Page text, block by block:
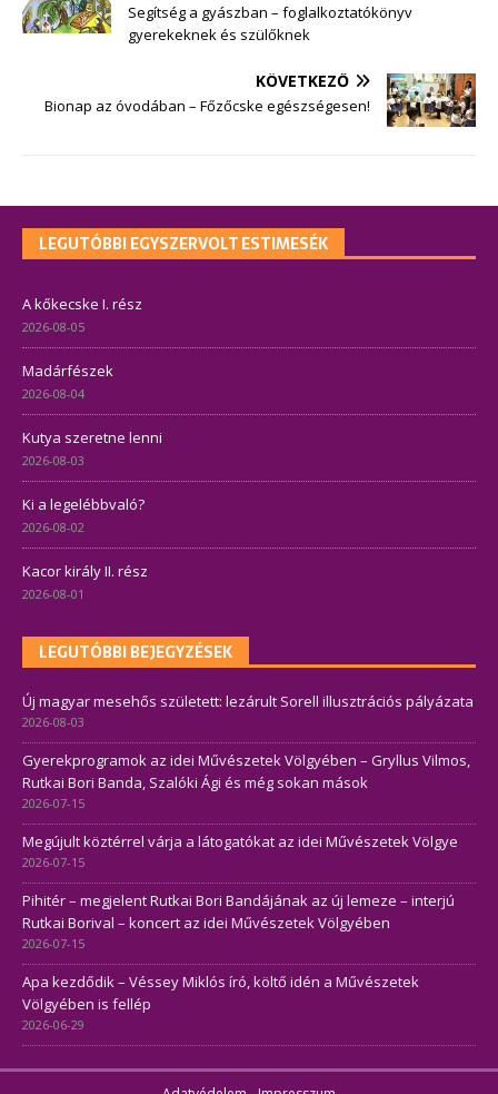
Segítség a gyászban – foglalkoztatókönyv
gyerekeknek és szülőknek
KÖVETKEZŐ
Bionap az óvodában – Főzőcske egészségesen!
LEGUTÓBBI EGYSZERVOLT ESTIMESÉK
A kőkecske I. rész
2026-08-05
Madárfészek
2026-08-04
Kutya szeretne lenni
2026-08-03
Ki a legelébbvaló?
2026-08-02
Kacor király II. rész
2026-08-01
LEGUTÓBBI BEJEGYZÉSEK
Új magyar mesehős született: lezárult Sorell illusztrációs pályázata
2026-08-03
Gyerekprogramok az idei Művészetek Völgyében – Gryllus Vilmos,
Rutkai Bori Banda, Szalóki Ági és még sokan mások
2026-07-15
Megújult köztérrel várja a látogatókat az idei Művészetek Völgye
2026-07-15
Pihitér – megjelent Rutkai Bori Bandájának az új lemeze – interjú
Rutkai Borival – koncert az idei Művészetek Völgyében
2026-07-15
Apa kezdődik – Véssey Miklós író, költő idén a Művészetek
Völgyében is fellép
2026-06-29